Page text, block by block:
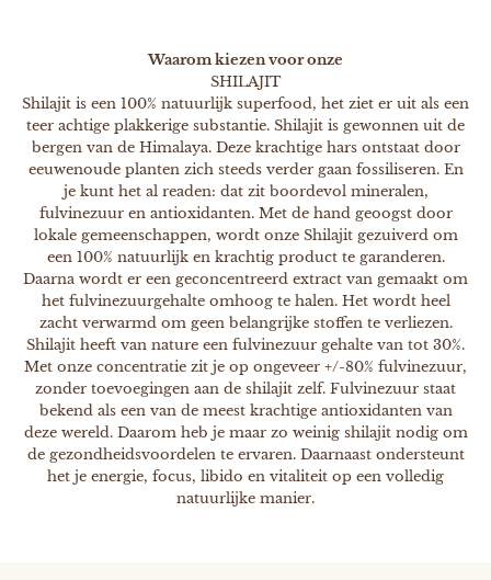
Waarom kiezen voor onze
SHILAJIT
Shilajit is een 100% natuurlijk superfood, het ziet er uit als een
teer achtige plakkerige substantie. Shilajit is gewonnen uit de
bergen van de Himalaya. Deze krachtige hars ontstaat door
eeuwenoude planten zich steeds verder gaan fossiliseren. En
je kunt het al readen: dat zit boordevol mineralen,
fulvinezuur en antioxidanten. Met de hand geoogst door
lokale gemeenschappen, wordt onze Shilajit gezuiverd om
een 100% natuurlijk en krachtig product te garanderen.
Daarna wordt er een geconcentreerd extract van gemaakt om
het fulvinezuurgehalte omhoog te halen. Het wordt heel
zacht verwarmd om geen belangrijke stoffen te verliezen.
Shilajit heeft van nature een fulvinezuur gehalte van tot 30%.
Met onze concentratie zit je op ongeveer +/-80% fulvinezuur,
zonder toevoegingen aan de shilajit zelf. Fulvinezuur staat
bekend als een van de meest krachtige antioxidanten van
deze wereld. Daarom heb je maar zo weinig shilajit nodig om
de gezondheidsvoordelen te ervaren. Daarnaast ondersteunt
het je energie, focus, libido en vitaliteit op een volledig
natuurlijke manier.